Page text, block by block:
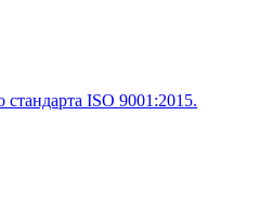
ISO 9001:2015.